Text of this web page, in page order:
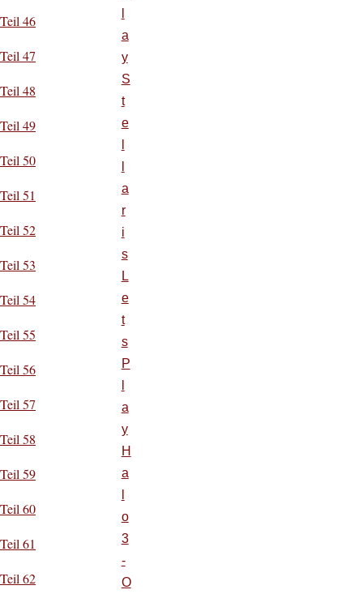
Teil 46
Teil 47
Teil 48
Teil 49
Teil 50
Teil 51
Teil 52
Teil 53
Teil 54
Teil 55
Teil 56
Teil 57
Teil 58
Teil 59
Teil 60
Teil 61
Teil 62
a
y
S
t
e
a
r
i
s
L
e
t
s
P
a
y
H
a
o
3
-
O